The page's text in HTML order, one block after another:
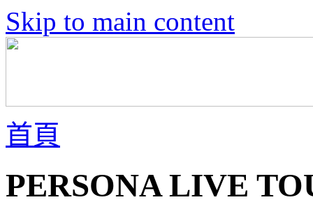
Skip to main content
首頁
PERSONA LIVE